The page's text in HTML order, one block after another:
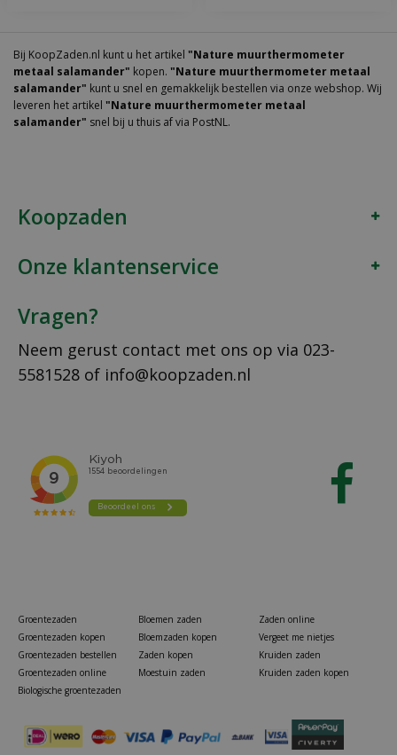
Bij KoopZaden.nl kunt u het artikel "Nature muurthermometer
metaal salamander" kopen. "Nature muurthermometer metaal
salamander" kunt u snel en gemakkelijk bestellen via onze webshop. Wij
leveren het artikel "Nature muurthermometer metaal
salamander" snel bij u thuis af via PostNL.
Koopzaden
Onze klantenservice
Vragen?
Neem gerust contact met ons op via 023-
5581528 of info@koopzaden.nl
Groentezaden
Groentezaden kopen
Groentezaden bestellen
Groentezaden online
Biologische groentezaden
Bloemen zaden
Bloemzaden kopen
Zaden kopen
Moestuin zaden
Zaden online
Vergeet me nietjes
Kruiden zaden
Kruiden zaden kopen